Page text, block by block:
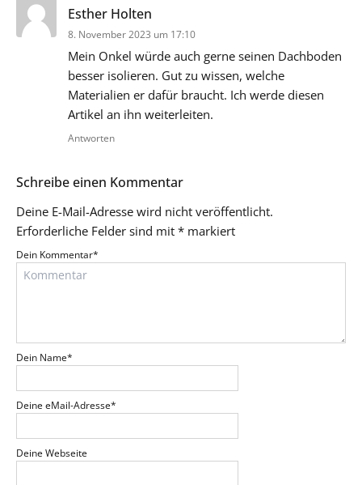
Esther Holten
8. November 2023 um 17:10
Mein Onkel würde auch gerne seinen Dachboden
besser isolieren. Gut zu wissen, welche
Materialien er dafür braucht. Ich werde diesen
Artikel an ihn weiterleiten.
Antworten
Schreibe einen Kommentar
Deine E-Mail-Adresse wird nicht veröffentlicht.
Erforderliche Felder sind mit * markiert
Dein Kommentar*
Dein Name*
Deine eMail-Adresse*
Deine Webseite